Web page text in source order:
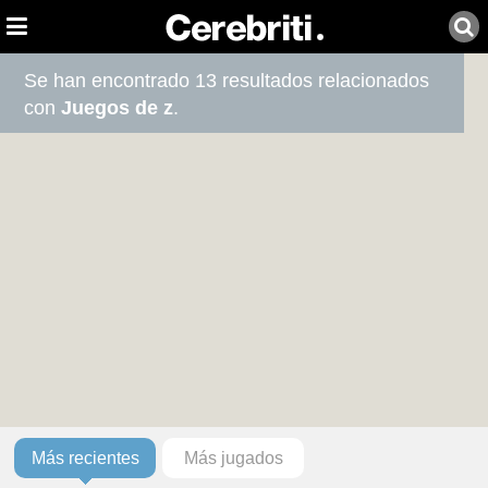
Se han encontrado 13 resultados relacionados
conJuegos de z.
Más recientes Más jugados